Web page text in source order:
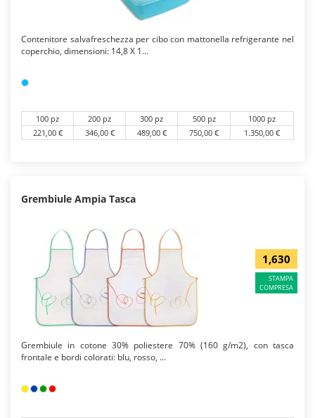
Contenitore salvafreschezza per cibo con mattonella refrigerante nel
coperchio, dimensioni: 14,8 X 1...
100 pz 200 pz 300 pz 500 pz
1000 pz
221,00 €
346,00 € 489,00 € 750,00 € 1.350,00 €
Grembiule Ampia Tasca
1,630
STAMPA
COMPRESA
Grembiule in cotone 30% poliestere 70% (160 g/m2), con tasca
frontale e bordi colorati: blu, rosso, ...